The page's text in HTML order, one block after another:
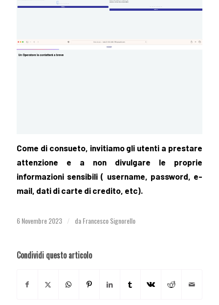
Come di consueto, invitiamo gli utenti a prestare
attenzione e a non divulgare le proprie
informazioni sensibili ( username, password, e-
mail, dati di carte di credito, etc).
6 Novembre 2023 / daFrancesco Signorello
Condividi questo articolo